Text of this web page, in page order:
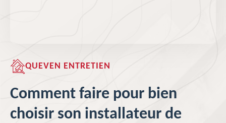
QUEVEN ENTRETIEN
Comment faire pour bien
choisir son installateur de